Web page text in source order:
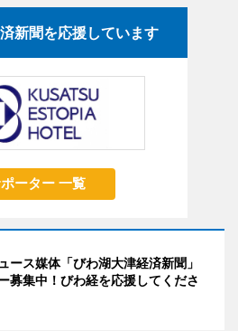
新聞を応援しています
ーター 一覧
ース媒体「びわ湖大津経済新聞」
募集中！びわ経を応援してくださ